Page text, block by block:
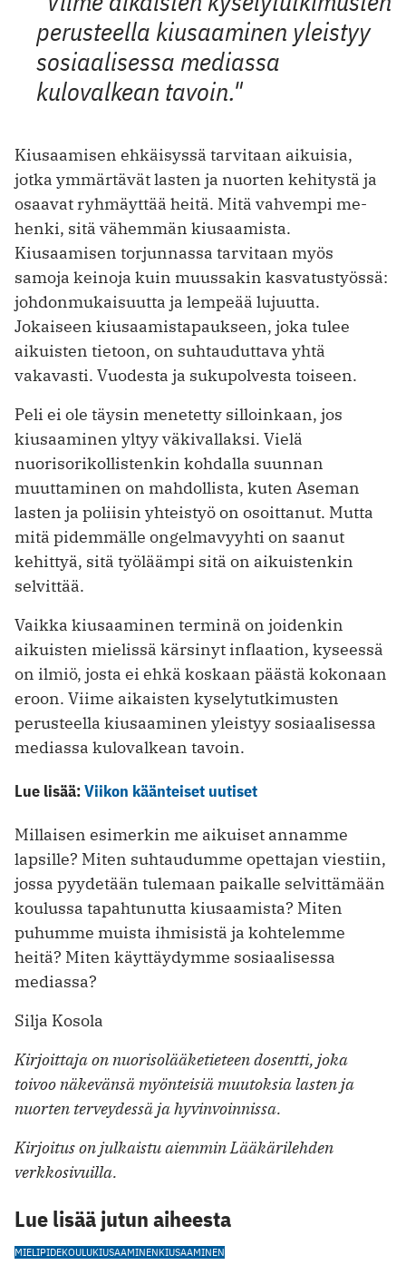
perusteella kiusaaminen yleistyy
sosiaalisessa mediassa
kulovalkean tavoin."
Kiusaamisen ehkäisyssä tarvitaan aikuisia,
jotka ymmärtävät lasten ja nuorten kehitystä ja
osaavat ryhmäyttää heitä. Mitä vahvempi me-
henki, sitä vähemmän kiusaamista.
Kiusaamisen torjunnassa tarvitaan myös
samoja keinoja kuin muussakin kasvatustyössä:
johdonmukaisuutta ja lempeää lujuutta.
Jokaiseen kiusaamistapaukseen, joka tulee
aikuisten tietoon, on suhtauduttava yhtä
vakavasti. Vuodesta ja sukupolvesta toiseen.
Peli ei ole täysin menetetty silloinkaan, jos
kiusaaminen yltyy väkivallaksi. Vielä
nuorisorikollistenkin kohdalla suunnan
muuttaminen on mahdollista, kuten Aseman
lasten ja poliisin yhteistyö on osoittanut. Mutta
mitä pidemmälle ongelmavyyhti on saanut
kehittyä, sitä työläämpi sitä on aikuistenkin
selvittää.
Vaikka kiusaaminen terminä on joidenkin
aikuisten mielissä kärsinyt inflaation, kyseessä
on ilmiö, josta ei ehkä koskaan päästä kokonaan
eroon. Viime aikaisten kyselytutkimusten
perusteella kiusaaminen yleistyy sosiaalisessa
mediassa kulovalkean tavoin.
Lue lisää:Viikon käänteiset uutiset
Millaisen esimerkin me aikuiset annamme
lapsille? Miten suhtaudumme opettajan viestiin,
jossa pyydetään tulemaan paikalle selvittämään
koulussa tapahtunutta kiusaamista? Miten
puhumme muista ihmisistä ja kohtelemme
heitä? Miten käyttäydymme sosiaalisessa
mediassa?
Silja Kosola
Kirjoittaja on nuorisolääketieteen dosentti, joka
toivoo näkevänsä myönteisiä muutoksia lasten ja
nuorten terveydessä ja hyvinvoinnissa.
Kirjoitus on julkaistu aiemmin Lääkärilehden
verkkosivuilla.
Lue lisää jutun aiheesta
MIELIPIDEKOULUKIUSAAMINENKIUSAAMINEN